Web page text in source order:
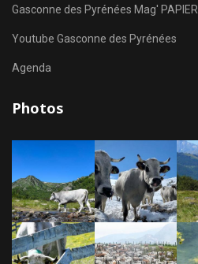
Gasconne des Pyrénées Mag' PAPIER
Youtube Gasconne des Pyrénées
Agenda
Photos